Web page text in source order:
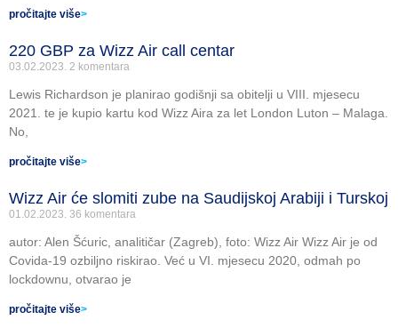
pročitajte više>
220 GBP za Wizz Air call centar
03.02.2023. 2 komentara
Lewis Richardson je planirao godišnji sa obitelji u VIII. mjesecu
2021. te je kupio kartu kod Wizz Aira za let London Luton – Malaga.
No,
pročitajte više>
Wizz Air će slomiti zube na Saudijskoj Arabiji i Turskoj
01.02.2023. 36 komentara
autor: Alen Šćuric, analitičar (Zagreb), foto: Wizz Air Wizz Air je od
Covida-19 ozbiljno riskirao. Već u VI. mjesecu 2020, odmah po
lockdownu, otvarao je
pročitajte više>